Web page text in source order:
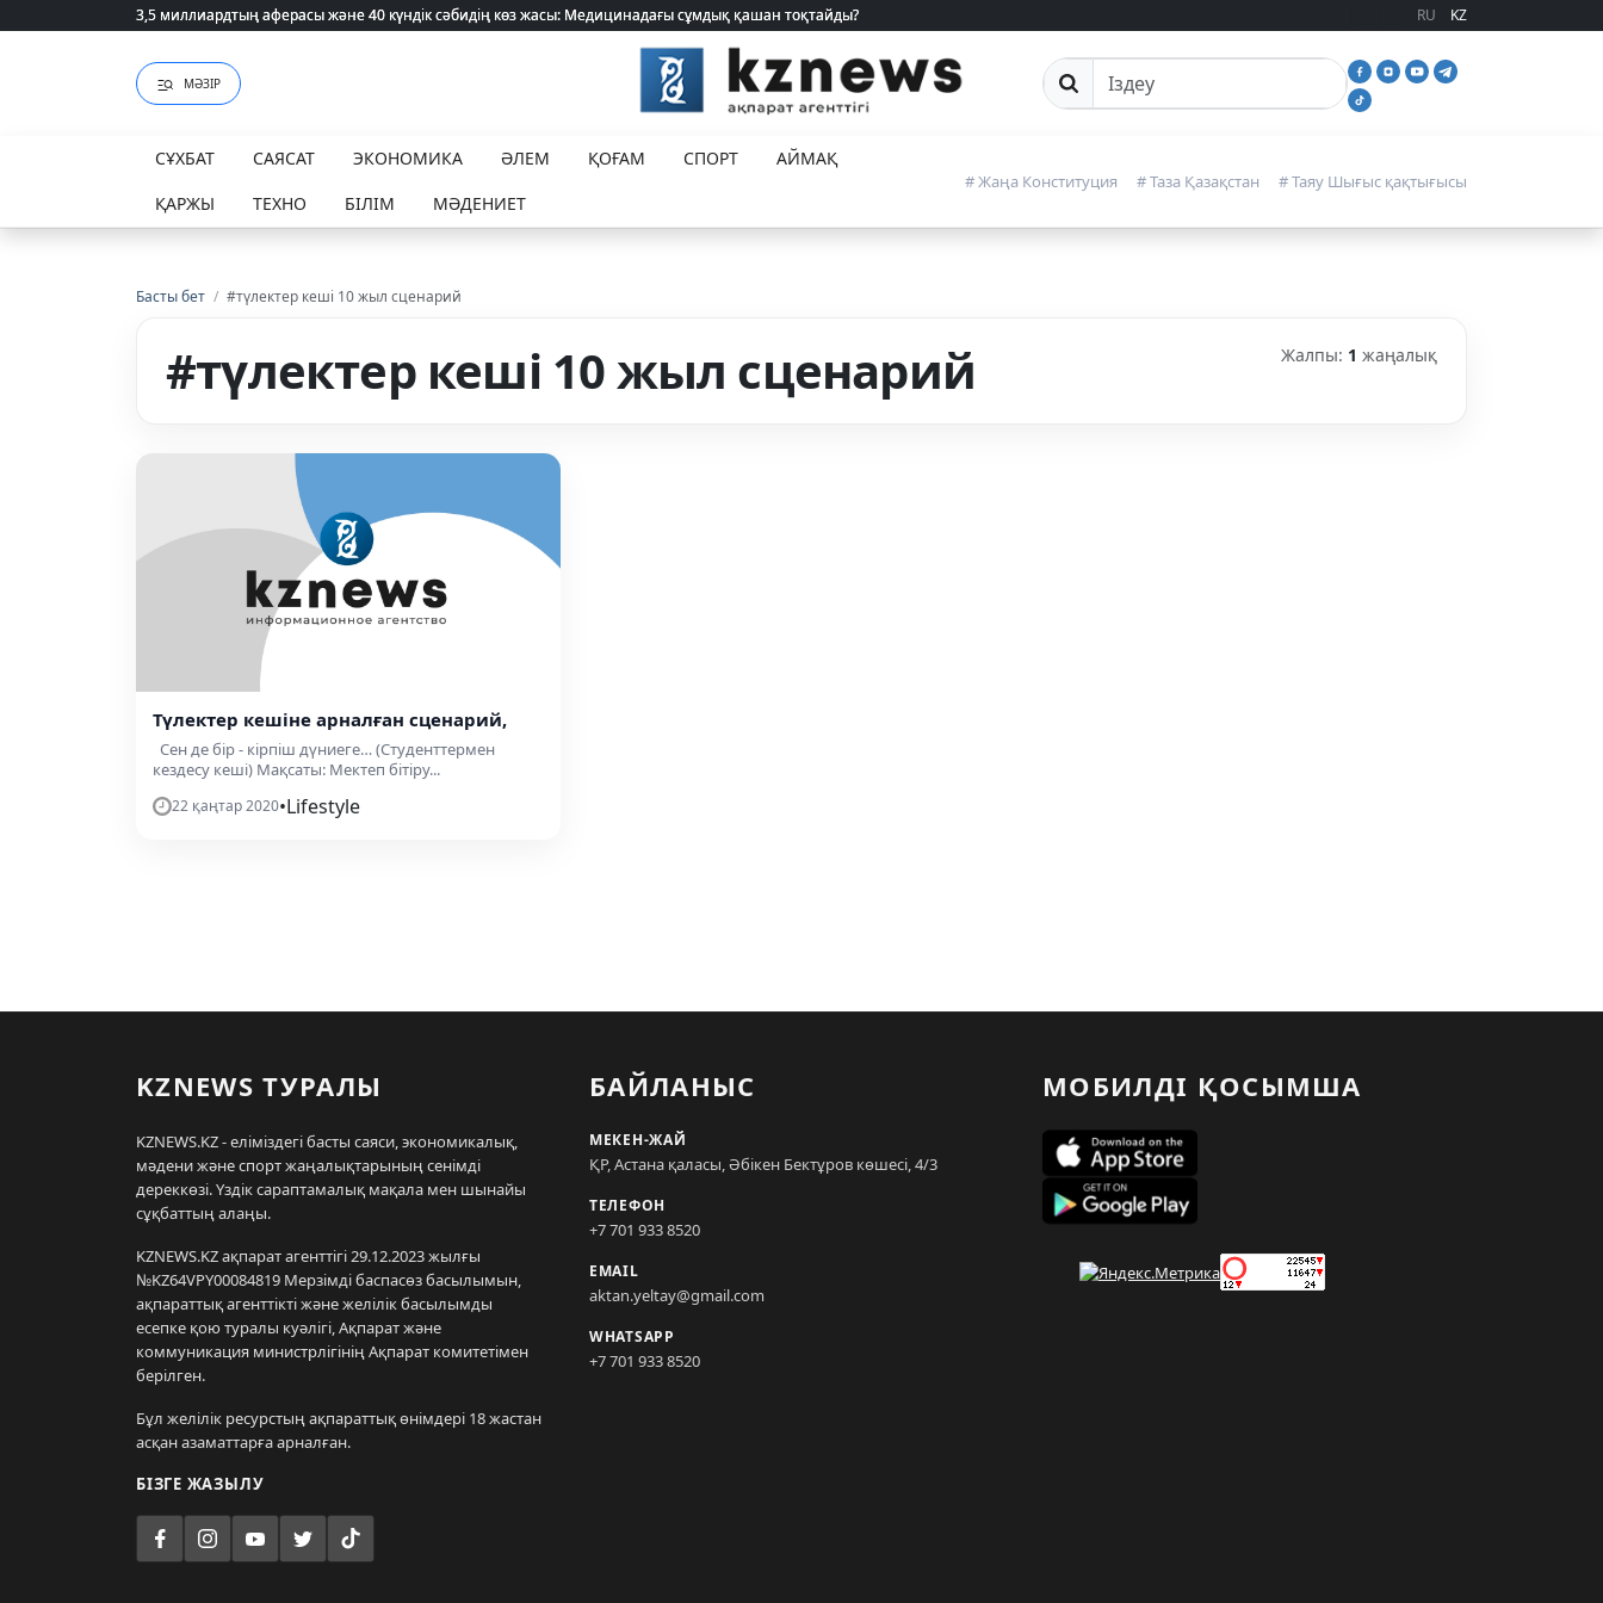
3,5 миллиардтың аферасы және 40 күндік сәбидің көз жасы: Медицинадағы сұмдық қашан тоқтайды?
3,5 миллиардтың аферасы және 40 күндік сәбидің көз жасы: Медицинадағы сұмдық қашан тоқтайды? RU KZ
МӘЗІР Сайттан іздеу
СҰХБАТ САЯСАТ ЭКОНОМИКА ӘЛЕМ ҚОҒАМ СПОРТ
АЙМАҚ
ҚАРЖЫ
ТЕХНО БІЛІМ МӘДЕНИЕТ
# Жаңа Конституция # Таза Қазақстан # Таяу Шығыс қақтығысы
Басты бет / #түлектер кеші 10 жыл сценарий
#түлектер кеші 10 жыл сценарий Жалпы: 1 жаңалық
Түлектер кешіне арналған сценарий,
Сен де бір - кірпіш дүниеге… (Студенттермен
кездесу кеші) Мақсаты: Мектеп бітіру...
22 қаңтар 2020•Lifestyle
KZNEWS ТУРАЛЫ
KZNEWS.KZ - еліміздегі басты саяси, экономикалық,
мәдени және спорт жаңалықтарының сенімді
дереккөзі. Үздік сараптамалық мақала мен шынайы
сұқбаттың алаңы.
KZNEWS.KZ ақпарат агенттігі 29.12.2023 жылғы
№KZ64VPY00084819 Мерзімді баспасөз басылымын,
ақпараттық агенттікті және желілік басылымды
есепке қою туралы куәлігі, Ақпарат және
коммуникация министрлігінің Ақпарат комитетімен
берілген.
Бұл желілік ресурстың ақпараттық өнімдері 18 жастан
асқан азаматтарға арналған.
БІЗГЕ ЖАЗЫЛУ
БАЙЛАНЫС
МЕКЕН-ЖАЙ
ҚР, Астана қаласы, Әбікен Бектұров көшесі, 4/3
ТЕЛЕФОН
+7 701 933 8520
EMAIL
aktan.yeltay@gmail.com
WHATSAPP
+7 701 933 8520
МОБИЛДІ ҚОСЫМША